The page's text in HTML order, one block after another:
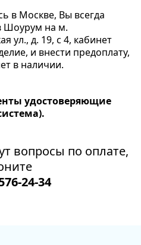
в Москве, Вы всегда
Шоурум на м.
ул., д. 19, с 4, кабинет
и внести предоплату,
в наличии.
удостоверяющие
вопросы по оплате,
24-34